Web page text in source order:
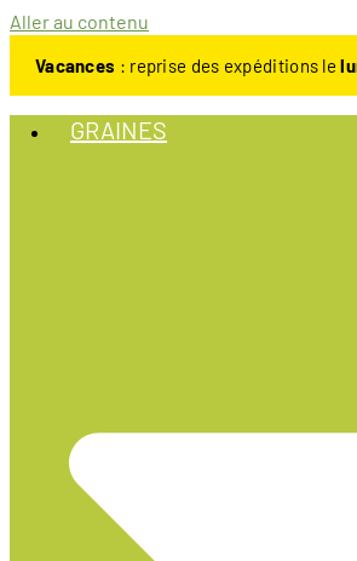
Aller au contenu
Vacances : reprise des expéditions le
GRAINES